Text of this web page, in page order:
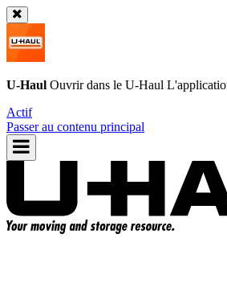
U-Haul Ouvrir dans le U-Haul
Actif
Passer au contenu principal